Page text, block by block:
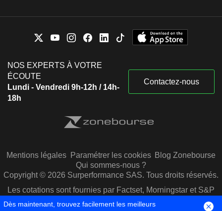
NOS EXPERTS À VOTRE
ÉCOUTE
Lundi - Vendredi 9h-12h / 14h-
18h
Contactez-nous
Mentions légales Paramétrer les cookies Blog Zonebourse
Qui sommes-nous ?
Copyright © 2026 Surperformance SAS. Tous droits réservés.
Les cotations sont fournies par Factset, Morningstar et S&P
Capital IQ
Dès maintenant, trouvez facilement les meilleurs